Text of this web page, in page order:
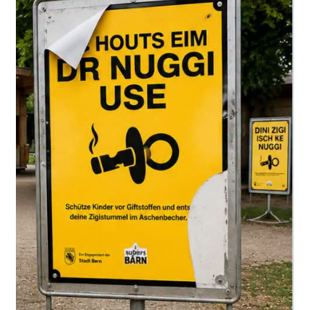
Soruşturma dosyasına göre 60 yaşındaki adam yalnızca
uzaktan gözlem yapmakla kalmadı. Kızı hakkında bilgi
edinmek için komşularıyla da konuştu.
Bir gün kızını
iş yerinden itibaren takip etmeye
başladı
. Önce bir Denner mağazasına, ardından özel bir
adrese kadar peşinden gitti.
Savcılığın tespitine göre baba takip sırasında
tanınmamak amacıyla
başının üzerine bir bez geçirdi
ve reflektörlü iş yeleği giydi.
Kızı babasıyla görüşmek istemiyordu
Ancak kızı, babasının kendisini araştırdığının ve takip
ettiğinin farkındaydı. Ceza kararında kadının babasıyla
herhangi bir temas kurmak istemediğibelirtiliyor.